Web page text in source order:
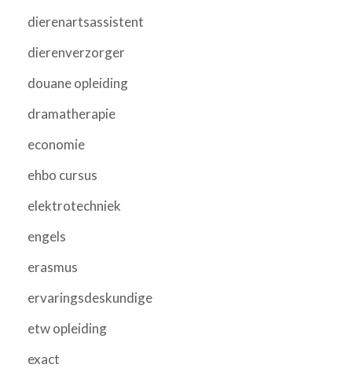
dierenartsassistent
dierenverzorger
douane opleiding
dramatherapie
economie
ehbo cursus
elektrotechniek
engels
erasmus
ervaringsdeskundige
etw opleiding
exact